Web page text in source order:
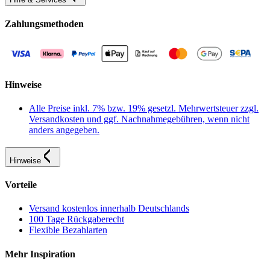
Zahlungsmethoden
Hinweise
Alle Preise inkl. 7% bzw. 19% gesetzl. Mehrwertsteuer zzgl.
Versandkosten und ggf. Nachnahmegebühren, wenn nicht
anders angegeben.
Hinweise
Vorteile
Versand kostenlos innerhalb Deutschlands
100 Tage Rückgaberecht
Flexible Bezahlarten
Mehr Inspiration